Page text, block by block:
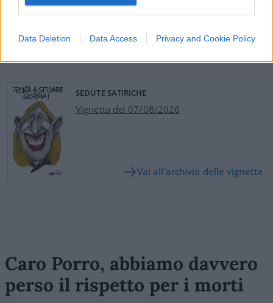
Data Deletion Data Access Privacy and Cookie Policy
SEDUTE SATIRICHE
Vignetta del 07/08/2026
Vai all'archivio delle vignette
Caro Porro, abbiamo davvero
perso il rispetto per i morti